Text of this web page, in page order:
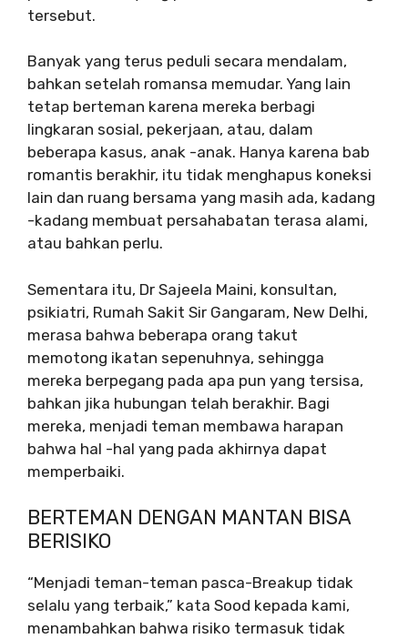
tersebut.
Banyak yang terus peduli secara mendalam,
bahkan setelah romansa memudar. Yang lain
tetap berteman karena mereka berbagi
lingkaran sosial, pekerjaan, atau, dalam
beberapa kasus, anak -anak. Hanya karena bab
romantis berakhir, itu tidak menghapus koneksi
lain dan ruang bersama yang masih ada, kadang
-kadang membuat persahabatan terasa alami,
atau bahkan perlu.
Sementara itu, Dr Sajeela Maini, konsultan,
psikiatri, Rumah Sakit Sir Gangaram, New Delhi,
merasa bahwa beberapa orang takut
memotong ikatan sepenuhnya, sehingga
mereka berpegang pada apa pun yang tersisa,
bahkan jika hubungan telah berakhir. Bagi
mereka, menjadi teman membawa harapan
bahwa hal -hal yang pada akhirnya dapat
memperbaiki.
BERTEMAN DENGAN MANTAN BISA
BERISIKO
“Menjadi teman-teman pasca-Breakup tidak
selalu yang terbaik,” kata Sood kepada kami,
menambahkan bahwa risiko termasuk tidak